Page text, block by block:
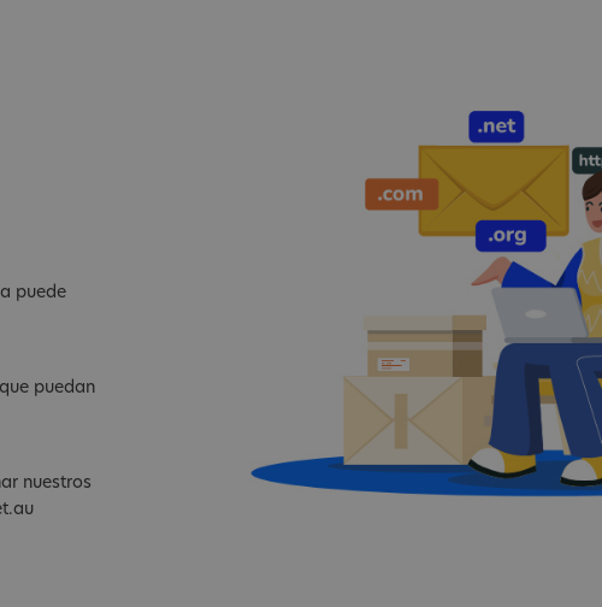
puede
puedan
nuestros